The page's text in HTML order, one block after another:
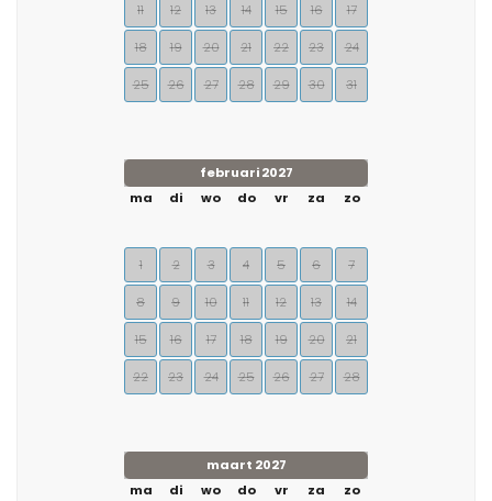
11 12 13 14 15 16 17
18 19 20 21 22 23 24
25 26 27 28 29 30 31
februari 2027
ma
di wo do vr za zo
1 2 3 4 5 6 7
8 9 10 11 12 13 14
15 16 17 18 19 20 21
22 23 24 25 26 27 28
maart 2027
ma
di wo do vr za zo